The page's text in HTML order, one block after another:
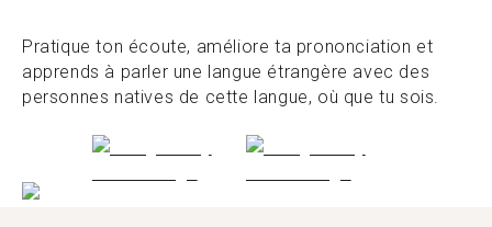
Pratique ton écoute, améliore ta prononciation et
apprends à parler une langue étrangère avec des
personnes natives de cette langue, où que tu sois.